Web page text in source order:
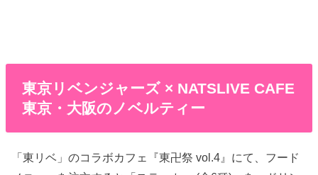
東京リベンジャーズ × NATSLIVE CAFE
東京・大阪のノベルティー
「東リベ」のコラボカフェ『東卍祭 vol.4』にて、フード